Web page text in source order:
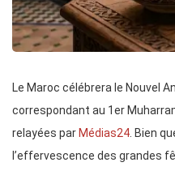
Le Maroc célébrera le Nouvel
correspondant au 1er
relayées par Médias24. Bien
l’effervescence des grandes